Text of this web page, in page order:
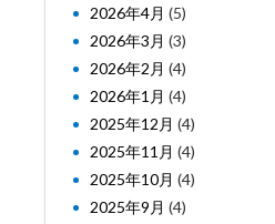
2026年4月 (5)
2026年3月 (3)
2026年2月 (4)
2026年1月 (4)
2025年12月 (4)
2025年11月 (4)
2025年10月 (4)
2025年9月 (4)